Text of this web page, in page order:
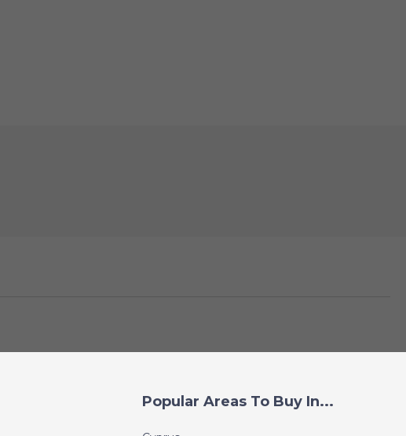
Popular Areas To Buy In...